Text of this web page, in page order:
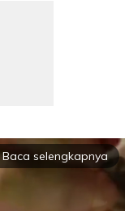
Baca selengkapnya